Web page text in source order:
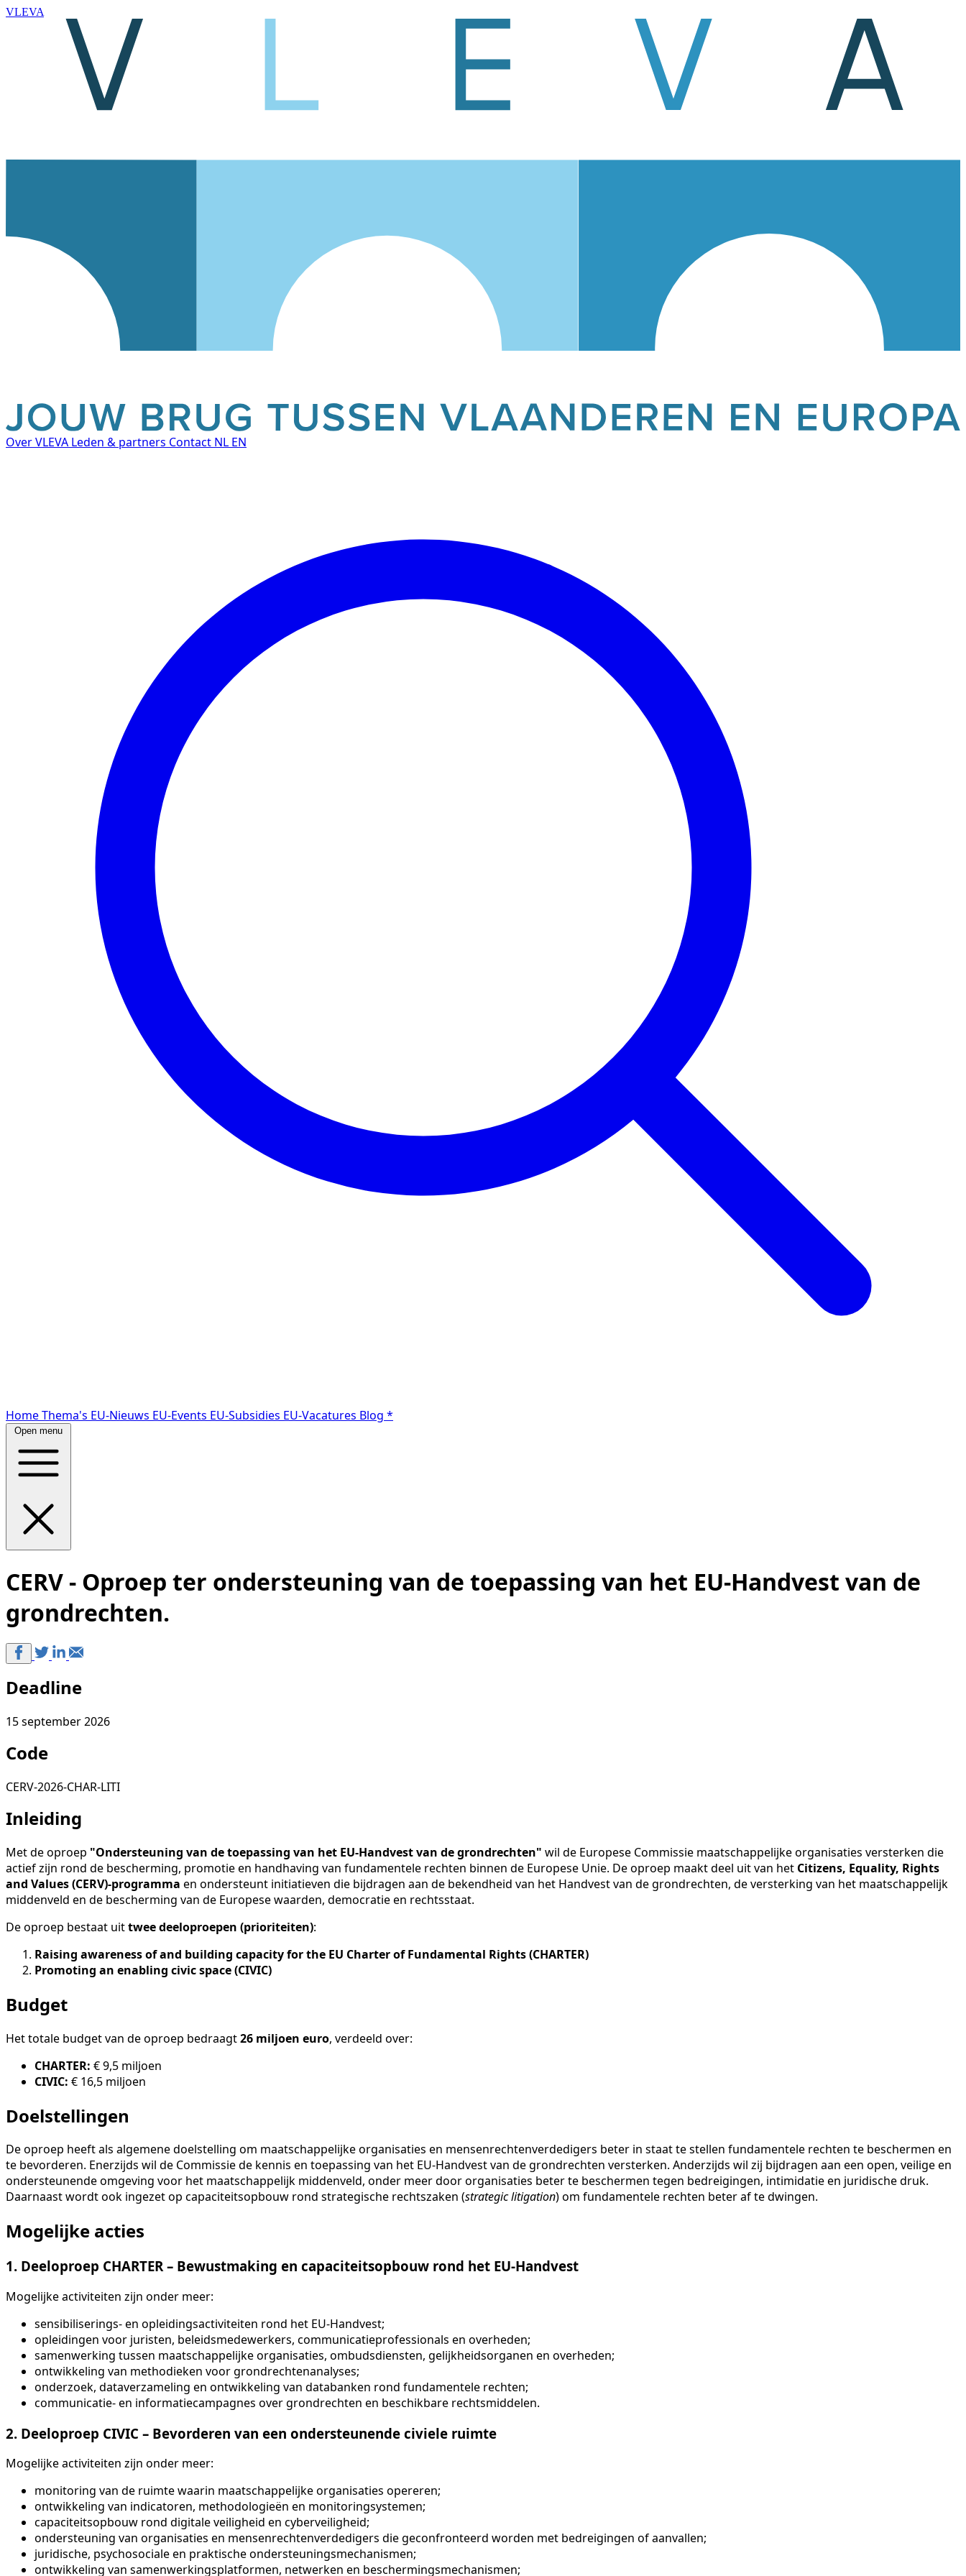
VLEVA
Over VLEVA Leden & partners Contact NL EN
HomeThema's EU-Nieuws EU-Events EU-Subsidies EU-Vacatures Blog *
Open menu
CERV - Oproep ter ondersteuning van de toepassing van het EU-Handvest van de
grondrechten.
Deadline
15 september 2026
Code
CERV-2026-CHAR-LITI
Inleiding
Met de oproep "Ondersteuning van de toepassing van het EU-Handvest van de grondrechten" wil de Europese Commissie maatschappelijke organisaties versterken die
actief zijn rond de bescherming, promotie en handhaving van fundamentele rechten binnen de Europese Unie. De oproep maakt deel uit van het Citizens, Equality, Rights
and Values (CERV)-programma en ondersteunt initiatieven die bijdragen aan de bekendheid van het Handvest van de grondrechten, de versterking van het maatschappelijk
middenveld en de bescherming van de Europese waarden, democratie en rechtsstaat.
De oproep bestaat uittwee deeloproepen (prioriteiten):
Raising awareness of and building capacity for the EU Charter of Fundamental Rights (CHARTER)
Promoting an enabling civic space (CIVIC)
Budget
Het totale budget van de oproep bedraagt26 miljoen euro, verdeeld over:
CHARTER: € 9,5 miljoen
CIVIC: € 16,5 miljoen
Doelstellingen
De oproep heeft als algemene doelstelling om maatschappelijke organisaties en mensenrechtenverdedigers beter in staat te stellen fundamentele rechten te beschermen en
te bevorderen. Enerzijds wil de Commissie de kennis en toepassing van het EU-Handvest van de grondrechten versterken. Anderzijds wil zij bijdragen aan een open, veilige en
ondersteunende omgeving voor het maatschappelijk middenveld, onder meer door organisaties beter te beschermen tegen bedreigingen, intimidatie en juridische druk.
Daarnaast wordt ook ingezet op capaciteitsopbouw rond strategische rechtszaken (strategic litigation) om fundamentele rechten beter af te dwingen.
Mogelijke acties
1. Deeloproep CHARTER – Bewustmaking en capaciteitsopbouw rond het EU-Handvest
Mogelijke activiteiten zijn onder meer:
sensibiliserings- en opleidingsactiviteiten rond het EU-Handvest;
opleidingen voor juristen, beleidsmedewerkers, communicatieprofessionals en overheden;
samenwerking tussen maatschappelijke organisaties, ombudsdiensten, gelijkheidsorganen en overheden;
ontwikkeling van methodieken voor grondrechtenanalyses;
onderzoek, dataverzameling en ontwikkeling van databanken rond fundamentele rechten;
communicatie- en informatiecampagnes over grondrechten en beschikbare rechtsmiddelen.
2. Deeloproep CIVIC – Bevorderen van een ondersteunende civiele ruimte
Mogelijke activiteiten zijn onder meer:
monitoring van de ruimte waarin maatschappelijke organisaties opereren;
ontwikkeling van indicatoren, methodologieën en monitoringsystemen;
capaciteitsopbouw rond digitale veiligheid en cyberveiligheid;
ondersteuning van organisaties en mensenrechtenverdedigers die geconfronteerd worden met bedreigingen of aanvallen;
juridische, psychosociale en praktische ondersteuningsmechanismen;
ontwikkeling van samenwerkingsplatformen, netwerken en beschermingsmechanismen;